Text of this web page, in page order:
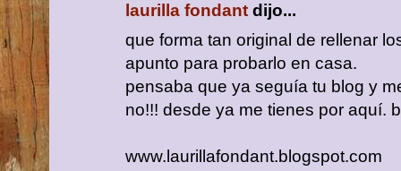
laurilla fondant dijo...
que forma tan original de rellenar
apunto para probarlo en casa.
pensaba que ya seguía tu blog y
no!!! desde ya me tienes por aquí.
www.laurillafondant.blogspot.com